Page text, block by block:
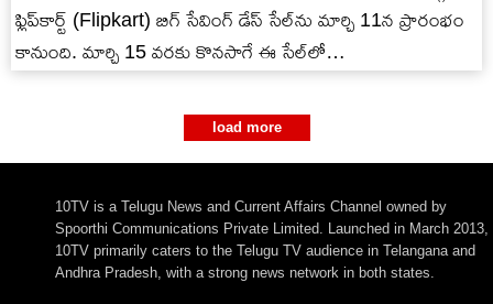
ఫ్లిప్‌కార్ట్ (Flipkart) బిగ్ సేవింగ్ డేస్ సేల్‌ను మార్చి 11న ప్రారంభం
కానుంది. మార్చి 15 వరకు కొనసాగే ఈ సేల్‌లో…
load more
10TV is a Telugu News and Current Affairs Channel owned by
Spoorthi Communications Private Limited. Launched in March 2013,
10TV primarily caters to the Telugu TV audience in Telangana and
Andhra Pradesh, with a strong news network in both states.